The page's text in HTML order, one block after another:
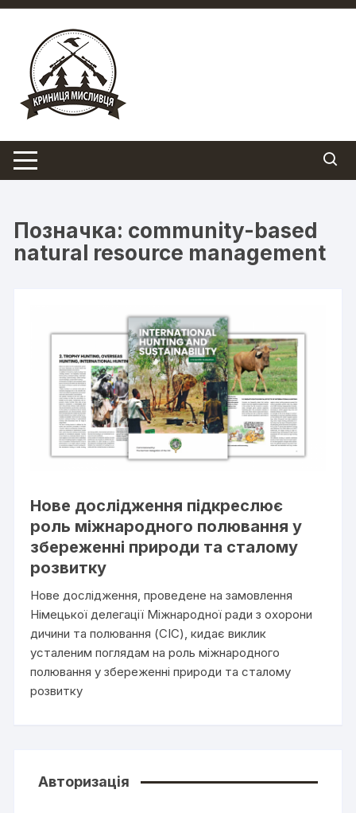
Перейти
вмісту
Позначка: community-based
natural resource management
Нове дослідження підкреслює
роль міжнародного полювання у
збереженні природи та сталому
розвитку
Нове дослідження, проведене на замовлення
Німецької делегації Міжнародної ради з охорони
дичини та полювання (CIC), кидає виклик
усталеним поглядам на роль міжнародного
полювання у збереженні природи та сталому
розвитку
Авторизація